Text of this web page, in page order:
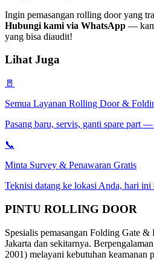
Ingin pemasangan rolling door yang
Hubungi kami via WhatsApp —
yang bisa diaudit!
Lihat Juga
🚪
Semua Layanan Rolling Door &
Pasang baru, servis, ganti spare part —
📞
Minta Survey & Penawaran Gratis
Teknisi datang ke lokasi Anda, hari ini
PINTU ROLLING DOOR
Spesialis pemasangan Folding Gate
Jakarta dan sekitarnya.
2001) melayani kebutuhan keamanan